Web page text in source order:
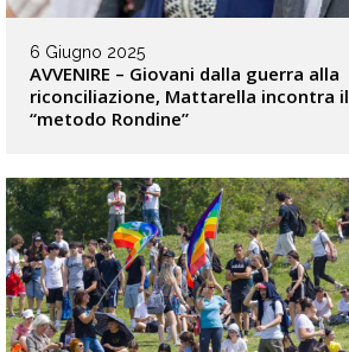
6 Giugno 2025
AVVENIRE – Giovani dalla guerra alla
riconciliazione, Mattarella incontra il
“metodo Rondine”